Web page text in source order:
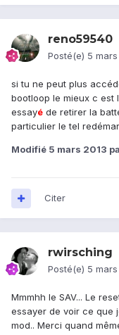
reno59540
Posté(e) 5 mars
si tu ne peut plus
bootloop le mieux c est
essayé de retirer la
particulier le tel
Modifié 5 mars 2013
Citer
rwirsching
Posté(e) 5 mars
Mmmhh le SAV... Le
essayer de voir ce que
mod.. Merci quand